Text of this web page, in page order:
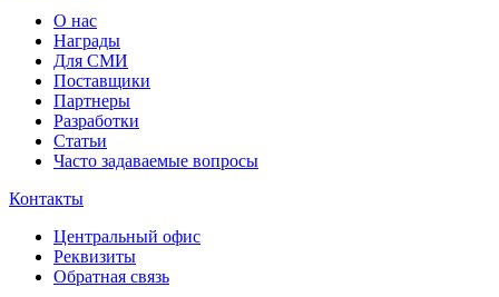
О нас
Награды
Для СМИ
Поставщики
Партнеры
Разработки
Статьи
Часто задаваемые вопросы
Контакты
Центральный офис
Реквизиты
Обратная связь